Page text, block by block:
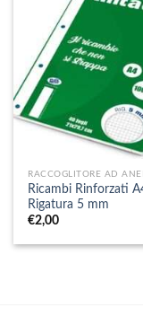
RACCOGLITORE AD
Ricambi Rinforzati
Rigatura 5 mm
€2,00